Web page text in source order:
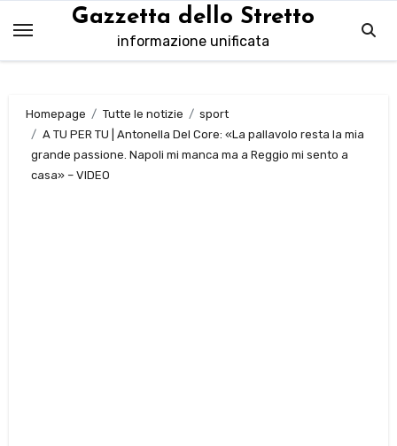
contenuto
Gazzetta dello Stretto
informazione unificata
Homepage Tutte le notizie
sport
A TU PER TU | Antonella Del Core: «La pallavolo resta la mia
grande passione. Napoli mi manca ma a Reggio mi sento a
casa» – VIDEO